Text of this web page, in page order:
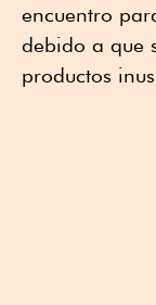
encuentro
debido a que
productos